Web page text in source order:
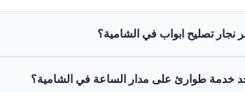
تصليح ابواب في الشامية؟
والحصول على تقدير مبدئي للتكلفة قبل المجيء.
خدمة طوارئ على مدار الساعة في الشامية؟